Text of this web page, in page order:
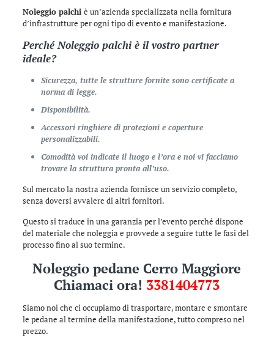
Noleggio palchi è un’azienda specializzata nella fornitura
d’infrastrutture per ogni tipo di evento e manifestazione.
PerchéNoleggio palchiè il vostro partner
ideale?
Sicurezza, tutte le strutture fornite sono certificate a
norma di legge.
Disponibilità.
Accessori ringhiere di protezioni e coperture
personalizzabili.
Comodità voi indicate il luogo e l’ora e noi vi facciamo
trovare la struttura pronta all’uso.
Sul mercato la nostra azienda fornisce un servizio completo,
senza doversi avvalere di altri fornitori.
Questo si traduce in una garanzia per l’evento perché dispone
del materiale che noleggia e provvede a seguire tutte le fasi del
processo fino al suo termine.
Noleggio pedane Cerro Maggiore
Chiamaci ora! 3381404773
Siamo noi che ci occupiamo di trasportare, montare e smontare
le pedane al termine della manifestazione, tutto compreso nel
prezzo.